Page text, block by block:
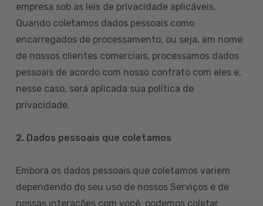
empresa sob as leis de privacidade aplicáveis.
Quando coletamos dados pessoais como
encarregados de processamento, ou seja, em nome
de nossos clientes comerciais, processamos dados
pessoais de acordo com nosso contrato com eles e,
nesse caso, será aplicada sua política de
privacidade.
2. Dados pessoais que coletamos
Embora os dados pessoais que coletamos variem
dependendo do seu uso de nossos Serviços e de
nossas interações com você, podemos coletar